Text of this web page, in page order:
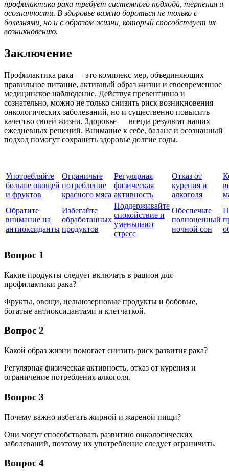
профилактика рака требует системного подхода, терпения и
осознанности. В здоровье важно бороться не только с
болезнями, но и с образом жизни, который способствует их
возникновению.
Заключение
Профилактика рака — это комплекс мер, объединяющих
правильное питание, активный образ жизни и своевременное
медицинское наблюдение. Действуя превентивно и
сознательно, можно не только снизить риск возникновения
онкологических заболеваний, но и существенно повысить
качество своей жизни. Здоровье — всегда результат наших
ежедневных решений. Внимание к себе, баланс и осознанный
подход помогут сохранить здоровье долгие годы.
Употребляйте
больше овощей
и фруктов
Ограничьте
потребление
красного мяса
Регулярная
физическая
активность
Отказ от
курения и
алкоголя
Обратите
внимание на
антиоксиданты
Избегайте
обработанных
продуктов
Поддерживайте
спокойствие и
уменьшают
стресс
Обеспечьте
полноценный
ночной сон
Вопрос 1
Какие продукты следует включать в рацион для
профилактики рака?
Фрукты, овощи, цельнозерновые продукты и бобовые,
богатые антиоксидантами и клетчаткой.
Вопрос 2
Какой образ жизни помогает снизить риск развития рака?
Регулярная физическая активность, отказ от курения и
ограничение потребления алкоголя.
Вопрос 3
Почему важно избегать жирной и жареной пищи?
Они могут способствовать развитию онкологических
заболеваний, поэтому их употребление следует ограничить.
Вопрос 4